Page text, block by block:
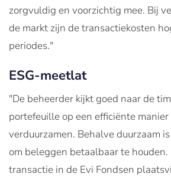
zorgvuldig en voorzichtig mee. Bij
de markt zijn de transactiekosten
periodes."
ESG-meetlat
"De beheerder kijkt goed naar de
portefeuille op een efficiënte
verduurzamen. Behalve duurzaam
om beleggen betaalbaar te houden.
transactie in de Evi Fondsen